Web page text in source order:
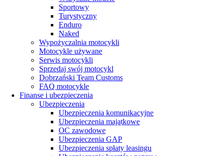
Sportowy
Turystyczny
Enduro
Naked
Wypożyczalnia motocykli
Motocykle używane
Serwis motocykli
Sprzedaj swój motocykl
Dobrzański Team Customs
FAQ motocykle
Finanse i ubezpieczenia
Ubezpieczenia
Ubezpieczenia komunikacyjne
Ubezpieczenia majątkowe
OC zawodowe
Ubezpieczenia GAP
Ubezpieczenia spłaty leasingu